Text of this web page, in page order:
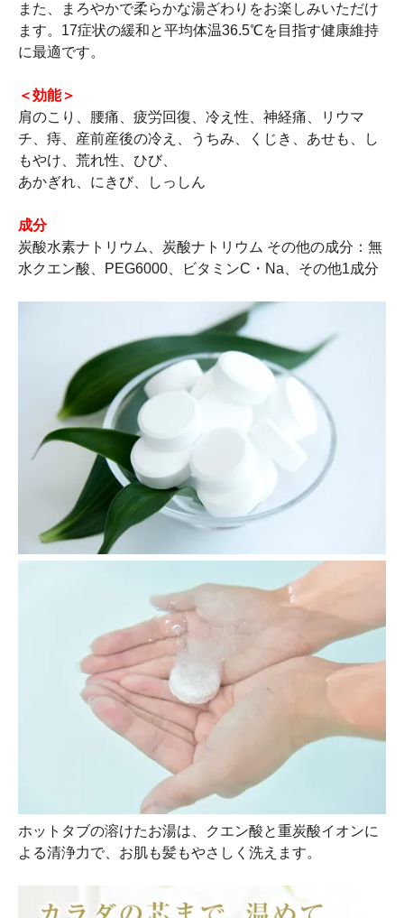
また、まろやかで柔らかな湯ざわりをお楽しみいただけ
ます。17症状の緩和と平均体温36.5℃を目指す健康維持
に最適です。
＜効能＞
肩のこり、腰痛、疲労回復、冷え性、神経痛、リウマ
チ、痔、産前産後の冷え、うちみ、くじき、あせも、し
もやけ、荒れ性、ひび、
あかぎれ、にきび、しっしん
成分
炭酸水素ナトリウム、炭酸ナトリウム その他の成分：無
水クエン酸、PEG6000、ビタミンC・Na、その他1成分
ホットタブの溶けたお湯は、クエン酸と重炭酸イオンに
よる清浄力で、お肌も髪もやさしく洗えます。